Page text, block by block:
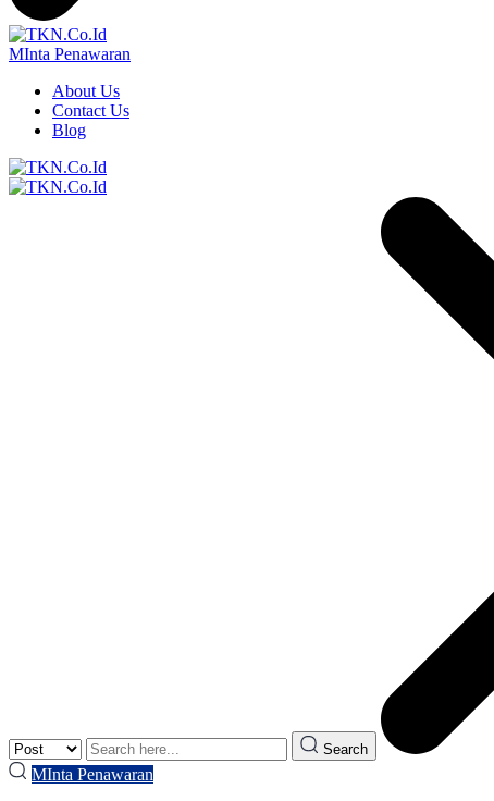
MInta Penawaran
About Us
Contact Us
Blog
Search
MInta Penawaran